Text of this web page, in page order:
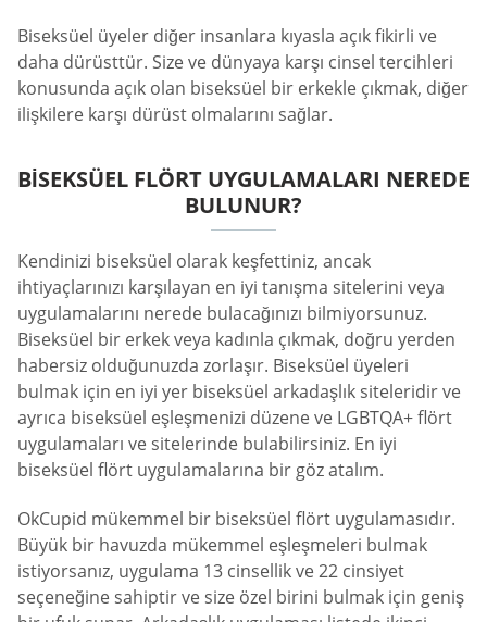
Biseksüel üyeler diğer insanlara kıyasla açık fikirli ve
daha dürüsttür. Size ve dünyaya karşı cinsel tercihleri ​​
konusunda açık olan biseksüel bir erkekle çıkmak, diğer
ilişkilere karşı dürüst olmalarını sağlar.
BISEKSÜEL FLÖRT UYGULAMALARI NEREDE
BULUNUR?
Kendinizi biseksüel olarak keşfettiniz, ancak
ihtiyaçlarınızı karşılayan en iyi tanışma sitelerini veya
uygulamalarını nerede bulacağınızı bilmiyorsunuz.
Biseksüel bir erkek veya kadınla çıkmak, doğru yerden
habersiz olduğunuzda zorlaşır. Biseksüel üyeleri
bulmak için en iyi yer biseksüel arkadaşlık siteleridir ve
ayrıca biseksüel eşleşmenizi düzene ve LGBTQA+ flört
uygulamaları ve sitelerinde bulabilirsiniz. En iyi
biseksüel flört uygulamalarına bir göz atalım.
OkCupid mükemmel bir biseksüel flört uygulamasıdır.
Büyük bir havuzda mükemmel eşleşmeleri bulmak
istiyorsanız, uygulama 13 cinsellik ve 22 cinsiyet
seçeneğine sahiptir ve size özel birini bulmak için geniş